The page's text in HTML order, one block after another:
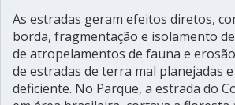
As estradas geram efeitos diretos,
borda, fragmentação e isolamento
de atropelamentos de fauna e
de estradas de terra mal planejadas
deficiente. No Parque, a estrada do